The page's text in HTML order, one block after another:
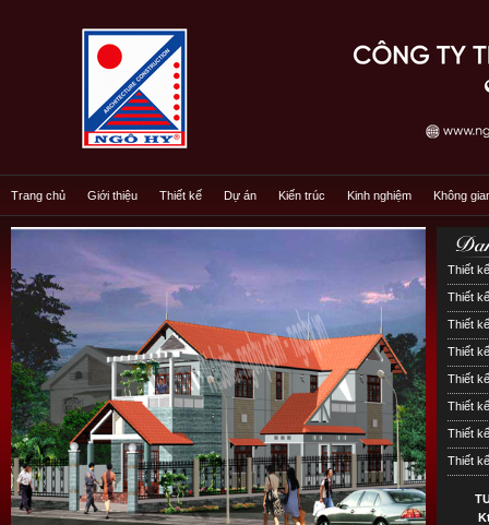
Trang chủ Giới thiệu Thiết kế Dự án Kiến trúc Kinh nghiệm Không
Thiết
Thiết
Thiết
Thiết
Thiết
Thiết
Thiết
Thiết